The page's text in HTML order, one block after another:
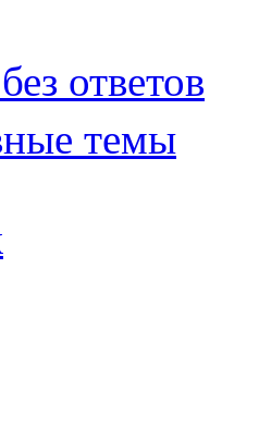
ответов
темы